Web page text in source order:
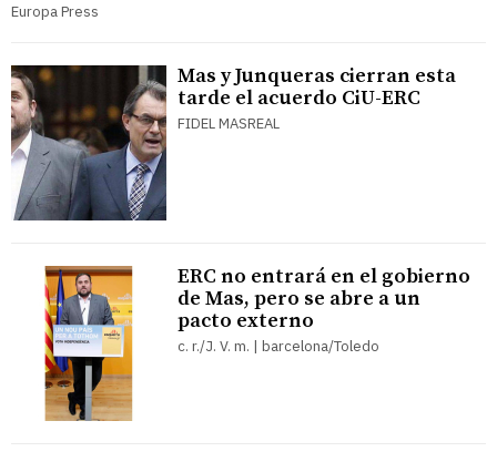
Europa Press
Mas y Junqueras cierran esta
tarde el acuerdo CiU-ERC
FIDEL MASREAL
ERC no entrará en el gobierno
de Mas, pero se abre a un
pacto externo
c. r./J. V. m. | barcelona/Toledo